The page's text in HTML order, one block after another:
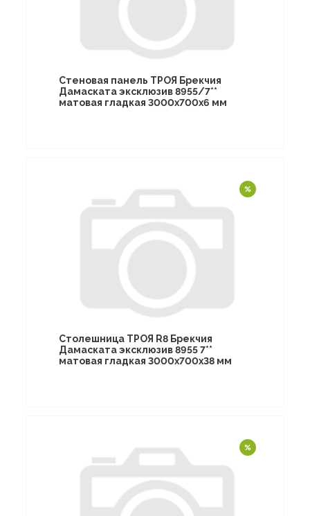
Стеновая панель ТРОЯ Брекчия
Дамаската эксклюзив 8955/7**
матовая гладкая 3000х700х6 мм
Столешница ТРОЯ R8 Брекчия
Дамаската эксклюзив 8955 7**
матовая гладкая 3000х700х38 мм